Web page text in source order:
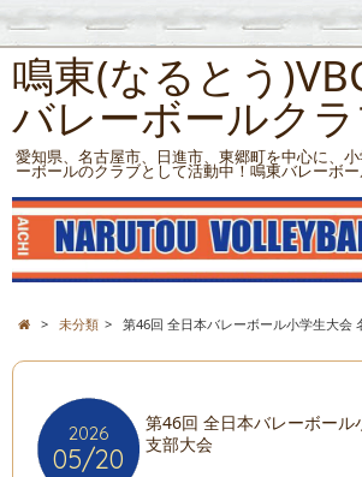
鳴東(なるとう
バレーボールク
愛知県、名古屋市、日進市、東郷町を中心に、
ーボールのクラブとして活動中！鳴東バレーボー
> 未分類 > 第46回 全日本バレーボール小学生大会
2026
05/20
第46回 全日本バレーボール
支部大会